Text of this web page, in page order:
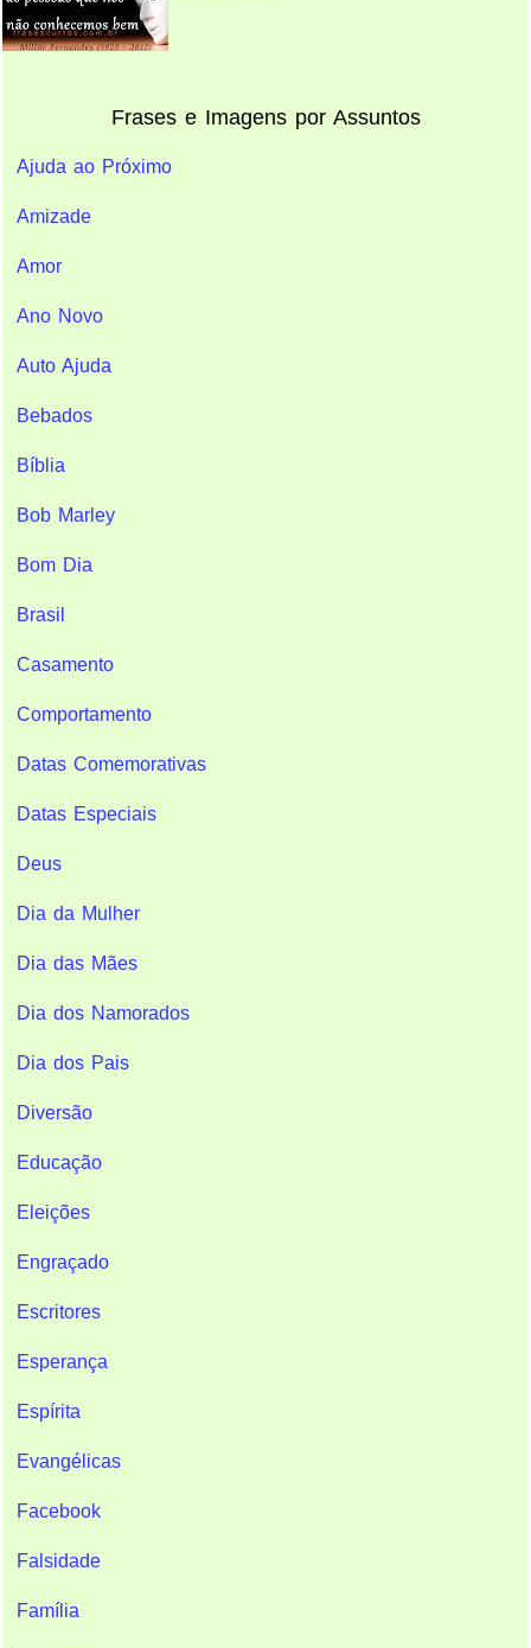
Frases e Imagens por Assuntos
Ajuda ao Próximo
Amizade
Amor
Ano Novo
Auto Ajuda
Bebados
Bíblia
Bob Marley
Bom Dia
Brasil
Casamento
Comportamento
Datas Comemorativas
Datas Especiais
Deus
Dia da Mulher
Dia das Mães
Dia dos Namorados
Dia dos Pais
Diversão
Educação
Eleições
Engraçado
Escritores
Esperança
Espírita
Evangélicas
Facebook
Falsidade
Família